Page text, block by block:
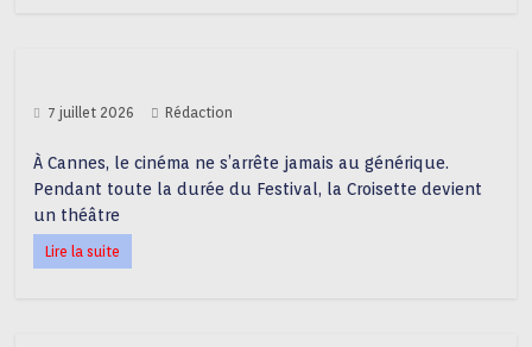
7 juillet 2026 Rédaction
À Cannes, le cinéma ne s’arrête jamais au générique.
Pendant toute la durée du Festival, la Croisette devient
un théâtre
Lire la suite